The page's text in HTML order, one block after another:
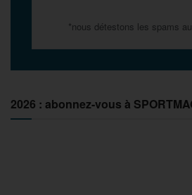
*nous détestons les spams
2026 : abonnez-vous à